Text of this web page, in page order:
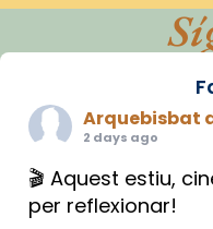
Arquebisbat
2 days ago
🎬 Aquest estiu,
per reflexionar!